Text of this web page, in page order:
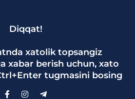
Diqqat!
xatolik topsangiz
xabar berish uchun, xato
tugmasini bosing